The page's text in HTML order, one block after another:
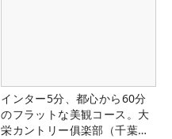
インター5分、都心から60分
のフラットな美観コース。大
栄カントリー俱楽部（千葉